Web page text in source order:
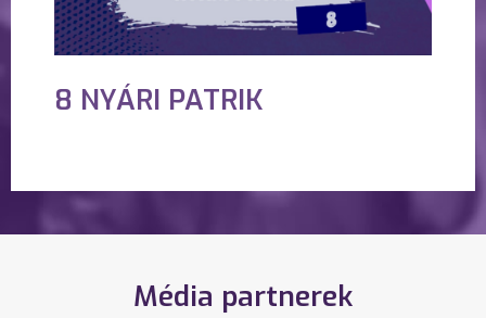
8 NYÁRI PATRIK
Média partnerek